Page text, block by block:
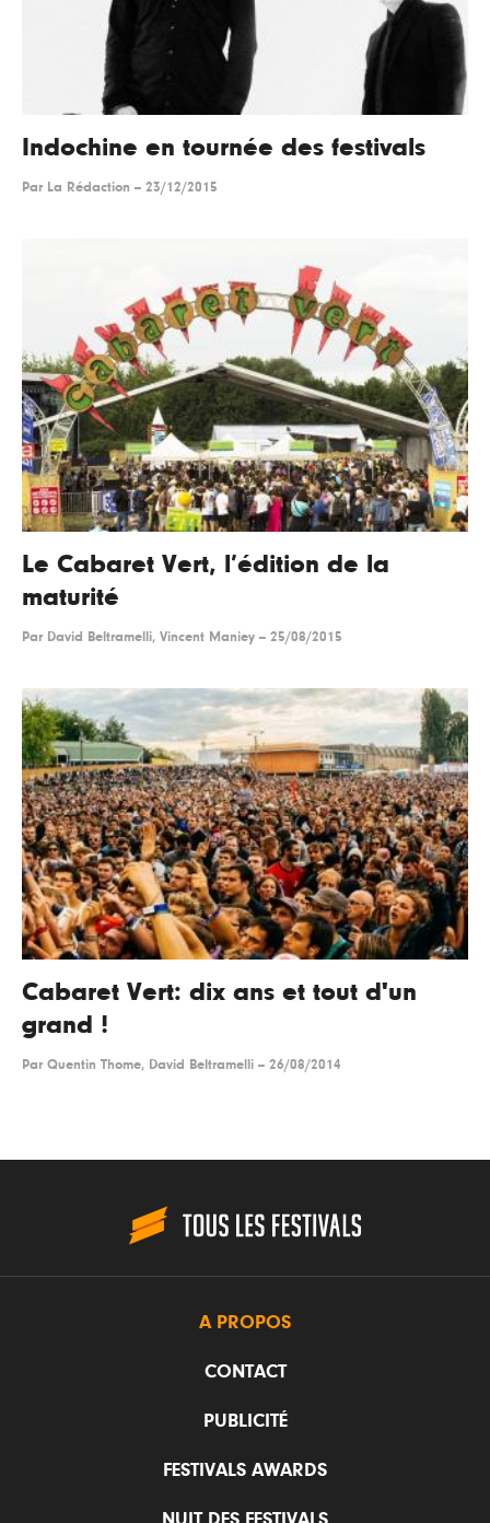
Indochine en tournée des festivals
Par La Rédaction -- 23/12/2015
Le Cabaret Vert, l’édition de la
maturité
Par David Beltramelli, Vincent Maniey -- 25/08/2015
Cabaret Vert: dix ans et tout d'un
grand !
Par Quentin Thome, David Beltramelli -- 26/08/2014
A PROPOS
CONTACT
PUBLICITÉ
FESTIVALS AWARDS